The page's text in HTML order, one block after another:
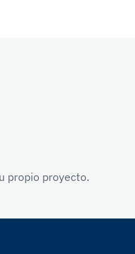
propio proyecto.